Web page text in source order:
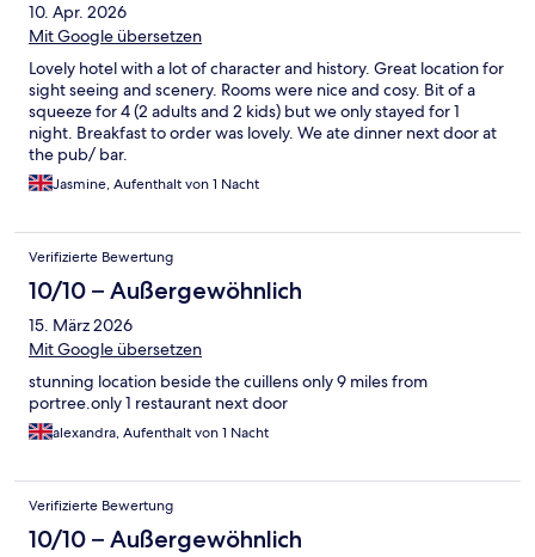
10. Apr. 2026
Mit Google übersetzen
Lovely hotel with a lot of character and history. Great location for
sight seeing and scenery. Rooms were nice and cosy. Bit of a
squeeze for 4 (2 adults and 2 kids) but we only stayed for 1
night. Breakfast to order was lovely. We ate dinner next door at
the pub/ bar.
Jasmine, Aufenthalt von 1 Nacht
Verifizierte Bewertung
10/10 – Außergewöhnlich
15. März 2026
Mit Google übersetzen
stunning location beside the cuillens only 9 miles from
portree.only 1 restaurant next door
alexandra, Aufenthalt von 1 Nacht
Verifizierte Bewertung
10/10 – Außergewöhnlich